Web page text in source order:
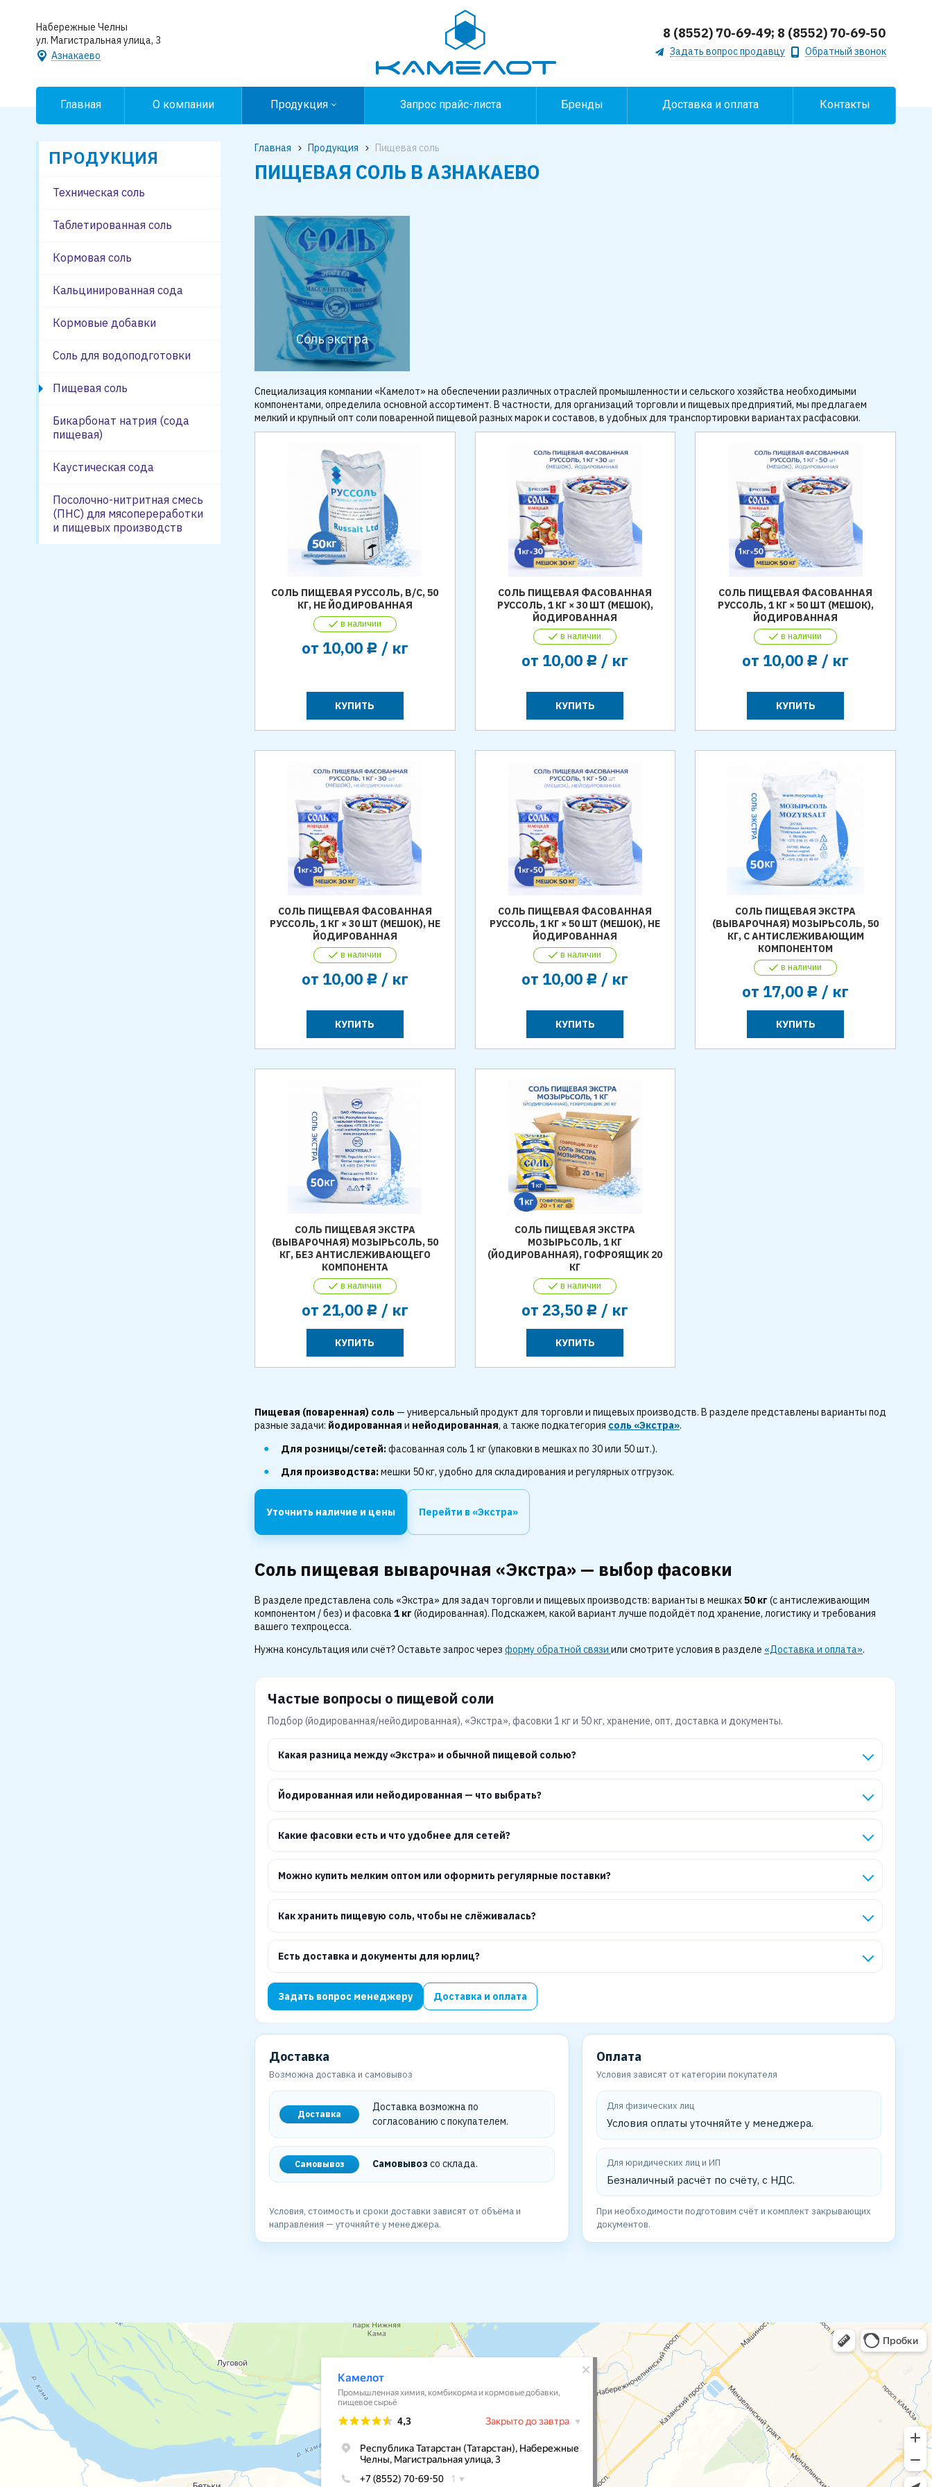
Набережные Челны
ул. Магистральная улица, 3
Азнакаево
8 (8552) 70-69-49; 8 (8552) 70-69-50
Задать вопрос продавцу Обратный звонок
Главная О компании Продукция Запрос прайс-листа Бренды Доставка и оплата Контакты
ПРОДУКЦИЯ
Техническая соль
Таблетированная соль
Кормовая соль
Кальцинированная сода
Кормовые добавки
Соль для водоподготовки
Пищевая соль
Бикарбонат натрия (сода
пищевая)
Каустическая сода
Посолочно-нитритная смесь
(ПНС) для мясопереработки
и пищевых производств
Главная Продукция Пищевая соль
ПИЩЕВАЯ СОЛЬ В АЗНАКАЕВО
Соль экстра
Специализация компании «Камелот» на обеспечении различных отраслей промышленности и сельского хозяйства необходимыми
компонентами, определила основной ассортимент. В частности, для организаций торговли и пищевых предприятий, мы предлагаем
мелкий и крупный опт соли поваренной пищевой разных марок и составов, в удобных для транспортировки вариантах расфасовки.
СОЛЬ ПИЩЕВАЯ РУССОЛЬ, В/С, 50
КГ, НЕ ЙОДИРОВАННАЯ
в наличии
от 10,00 Р / кг
КУПИТЬ
СОЛЬ ПИЩЕВАЯ ФАСОВАННАЯ
РУССОЛЬ, 1 КГ × 30 ШТ (МЕШОК),
ЙОДИРОВАННАЯ
в наличии
от 10,00 Р / кг
КУПИТЬ
СОЛЬ ПИЩЕВАЯ ФАСОВАННАЯ
РУССОЛЬ, 1 КГ × 50 ШТ (МЕШОК),
ЙОДИРОВАННАЯ
в наличии
от 10,00 Р / кг
КУПИТЬ
СОЛЬ ПИЩЕВАЯ ФАСОВАННАЯ
РУССОЛЬ, 1 КГ × 30 ШТ (МЕШОК), НЕ
ЙОДИРОВАННАЯ
в наличии
от 10,00 Р / кг
КУПИТЬ
СОЛЬ ПИЩЕВАЯ ФАСОВАННАЯ
РУССОЛЬ, 1 КГ × 50 ШТ (МЕШОК), НЕ
ЙОДИРОВАННАЯ
в наличии
от 10,00 Р / кг
КУПИТЬ
СОЛЬ ПИЩЕВАЯ ЭКСТРА
(ВЫВАРОЧНАЯ) МОЗЫРЬСОЛЬ, 50
КГ, С АНТИСЛЕЖИВАЮЩИМ
КОМПОНЕНТОМ
в наличии
от 17,00 Р / кг
КУПИТЬ
СОЛЬ ПИЩЕВАЯ ЭКСТРА
(ВЫВАРОЧНАЯ) МОЗЫРЬСОЛЬ, 50
КГ, БЕЗ АНТИСЛЕЖИВАЮЩЕГО
КОМПОНЕНТА
в наличии
от 21,00 Р / кг
КУПИТЬ
СОЛЬ ПИЩЕВАЯ ЭКСТРА
МОЗЫРЬСОЛЬ, 1 КГ
(ЙОДИРОВАННАЯ), ГОФРОЯЩИК 20
КГ
в наличии
от23,50 Р / кг
КУПИТЬ
Пищевая (поваренная) соль — универсальный продукт для торговли и пищевых производств. В разделе представлены варианты под
разные задачи: йодированная и нейодированная, а также подкатегория соль «Экстра».
Для розницы/сетей:фасованная соль 1 кг (упаковки в мешках по 30 или 50 шт.).
Для производства:мешки 50 кг, удобно для складирования и регулярных отгрузок.
Уточнить наличие и цены Перейти в «Экстра»
Соль пищевая выварочная «Экстра» — выбор фасовки
В разделе представлена соль «Экстра» для задач торговли и пищевых производств: варианты в мешках50 кг (с антислеживающим
компонентом / без) и фасовка1 кг (йодированная). Подскажем, какой вариант лучше подойдёт под хранение, логистику и требования
вашего техпроцесса.
Нужна консультация или счёт? Оставьте запрос через форму обратной связи или смотрите условия в разделе «Доставка и оплата».
Частые вопросы о пищевой соли
Подбор (йодированная/нейодированная), «Экстра», фасовки 1 кг и 50 кг, хранение, опт, доставка и документы.
Какая разница между «Экстра» и обычной пищевой солью?
Йодированная или нейодированная — что выбрать?
Какие фасовки есть и что удобнее для сетей?
Можно купить мелким оптом или оформить регулярные поставки?
Как хранить пищевую соль, чтобы не слёживалась?
Есть доставка и документы для юрлиц?
Задать вопрос менеджеру Доставка и оплата
Доставка
Возможна доставка и самовывоз
Доставка
Доставка возможна по
согласованию с покупателем.
Самовывоз Самовывозсо склада.
Условия, стоимость и сроки доставки зависят от объёма и
направления — уточняйте у менеджера.
Оплата
Условия зависят от категории покупателя
Для физических лиц
Условия оплаты уточняйте у менеджера.
Для юридических лиц и ИП
Безналичный расчёт по счёту, с НДС.
При необходимости подготовим счёт и комплект закрывающих
документов.